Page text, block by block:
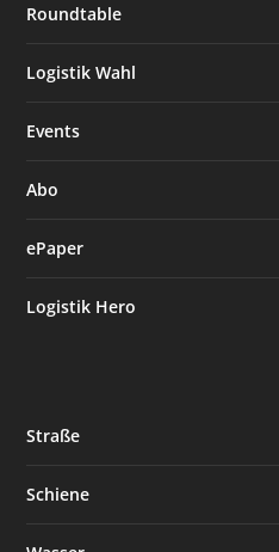
Roundtable
Logistik Wahl
Events
Abo
ePaper
Logistik Hero
Straße
Schiene